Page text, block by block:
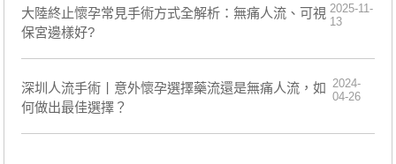
大陸終止懷孕常見手術方式全解析：無痛人流、可視
保宮邊樣好?
2025-11-
13
深圳人流手術丨意外懷孕選擇藥流還是無痛人流，如
何做出最佳選擇？
2024-
04-26